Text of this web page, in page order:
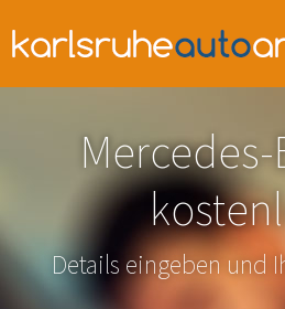
Mercedes-
Details eingeben und